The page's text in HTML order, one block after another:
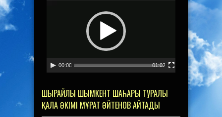
00:00 01:02
ШЫРАЙЛЫ ШЫМКЕНТ ШАҺАРЫ ТУРАЛЫ
ҚАЛА ӘКІМІ МҰРАТ ӘЙТЕНОВ АЙТАДЫ